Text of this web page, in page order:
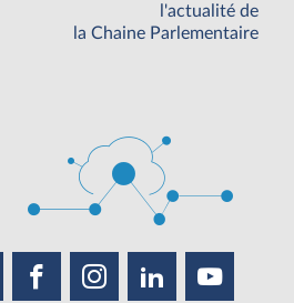
l'actualité de
la Chaine Parlementaire